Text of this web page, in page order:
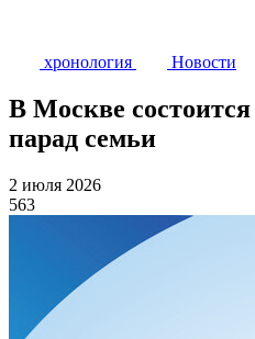
хронология Новости
В Москве
парад семьи
2 июля 2026
563